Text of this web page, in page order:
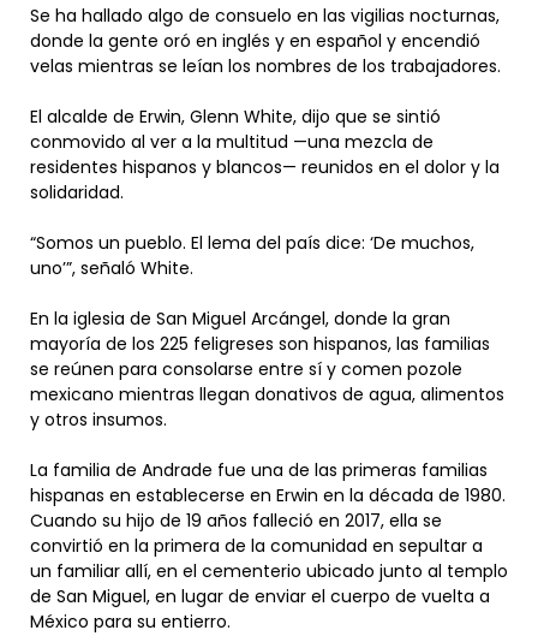
Se ha hallado algo de consuelo en las vigilias nocturnas,
donde la gente oró en inglés y en español y encendió
velas mientras se leían los nombres de los trabajadores.
El alcalde de Erwin, Glenn White, dijo que se sintió
conmovido al ver a la multitud —una mezcla de
residentes hispanos y blancos— reunidos en el dolor y la
solidaridad.
“Somos un pueblo. El lema del país dice: ‘De muchos,
uno’”, señaló White.
En la iglesia de San Miguel Arcángel, donde la gran
mayoría de los 225 feligreses son hispanos, las familias
se reúnen para consolarse entre sí y comen pozole
mexicano mientras llegan donativos de agua, alimentos
y otros insumos.
La familia de Andrade fue una de las primeras familias
hispanas en establecerse en Erwin en la década de 1980.
Cuando su hijo de 19 años falleció en 2017, ella se
convirtió en la primera de la comunidad en sepultar a
un familiar allí, en el cementerio ubicado junto al templo
de San Miguel, en lugar de enviar el cuerpo de vuelta a
México para su entierro.